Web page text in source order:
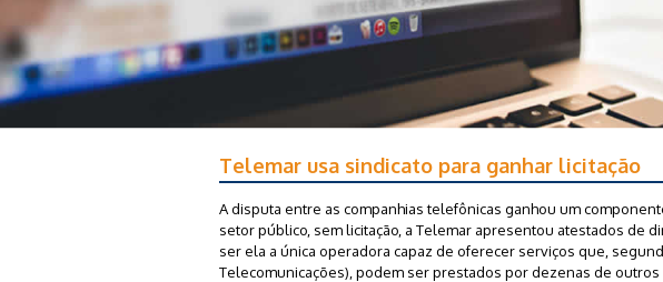
Telemar usa sindicato para ganhar licitação
A disputa entre as companhias telefônicas ganhou um
setor público, sem licitação, a Telemar apresentou atestados de
ser ela a única operadora capaz de oferecer serviços que,
Telecomunicações), podem ser prestados por dezenas de